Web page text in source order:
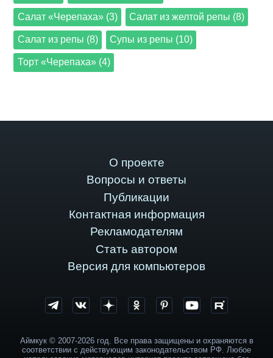
Салат «Черепаха» (3) Салат из желтой репы (8)
Салат из репы (8) Супы из репы (10)
Торт «Черепаха» (4)
О проекте
Вопросы и ответы
Публикации
Контактная информация
Рекламодателям
Стать автором
Версия для компьютеров
Аймкук © 2007-2026 год. Все права защищены и охраняются в
соответствии с действующим законодательством РФ. Любое